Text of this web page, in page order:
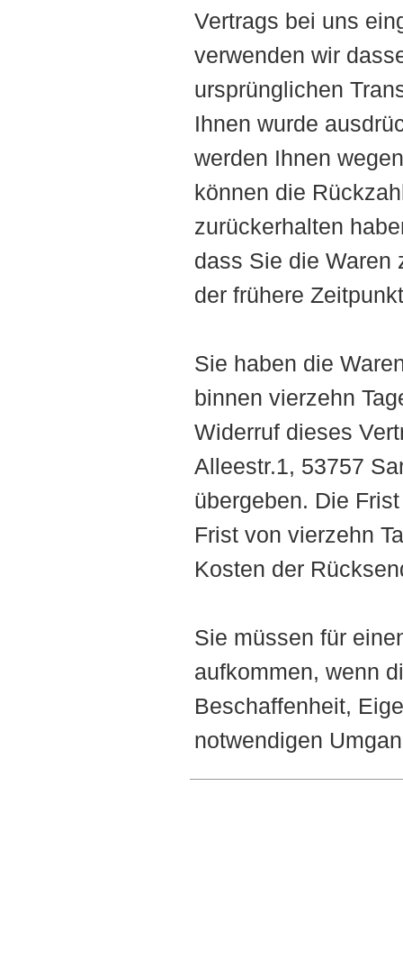
Vertrags bei uns
verwenden wir
ursprünglichen
Ihnen wurde
werden Ihnen
können die
zurückerhalten
dass Sie die Waren
der frühere
Sie haben die
binnen vierzehn
Widerruf dieses
Alleestr.1, 53757
übergeben. Die
Frist von vierzehn
Kosten der
Sie müssen für
aufkommen, wenn
Beschaffenheit,
notwendigen